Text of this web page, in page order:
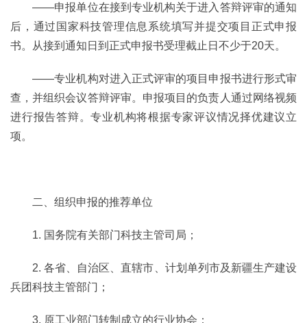
——申报单位在接到专业机构关于进入答辩评审的通知
后，通过国家科技管理信息系统填写并提交项目正式申报
书。从接到通知日到正式申报书受理截止日不少于20天。
——专业机构对进入正式评审的项目申报书进行形式审
查，并组织会议答辩评审。申报项目的负责人通过网络视频
进行报告答辩。专业机构将根据专家评议情况择优建议立
项。
二、组织申报的推荐单位
1. 国务院有关部门科技主管司局；
2. 各省、自治区、直辖市、计划单列市及新疆生产建设
兵团科技主管部门；
3. 原工业部门转制成立的行业协会；